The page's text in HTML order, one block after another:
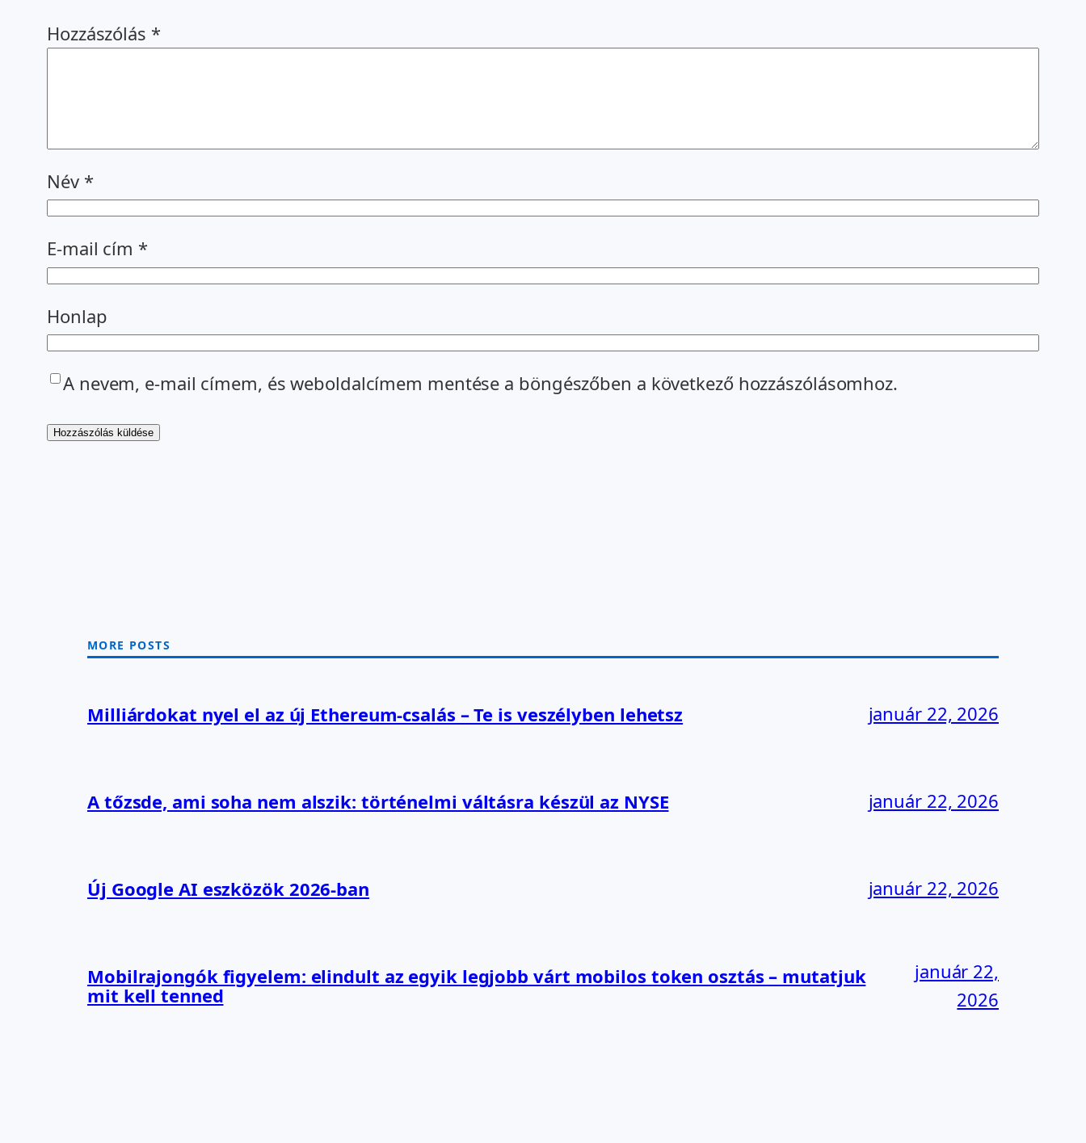
Hozzászólás *
Név *
E-mail cím *
Honlap
A nevem, e-mail címem, és weboldalcímem mentése a böngészőben a következő hozzászólásomhoz.
MORE POSTS
Milliárdokat nyel el az új Ethereum-csalás – Te is veszélyben lehetsz január 22, 2026
A tőzsde, ami soha nem alszik: történelmi váltásra készül az NYSE január 22, 2026
Új Google AI eszközök 2026-ban január 22, 2026
Mobilrajongók figyelem: elindult az egyik legjobb várt mobilos token osztás – mutatjuk
mit kell tenned
január 22,
2026